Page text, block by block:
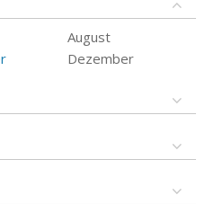
August
Dezember